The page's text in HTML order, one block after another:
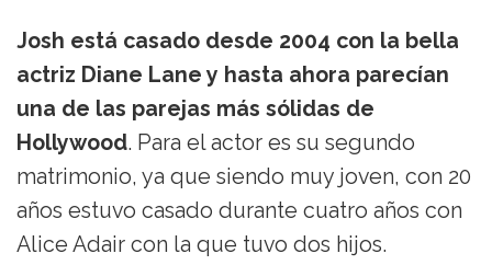
Josh está casado desde 2004 con la bella
actriz Diane Lane y hasta ahora parecían
una de las parejas más sólidas de
Hollywood. Para el actor es su segundo
matrimonio, ya que siendo muy joven, con 20
años estuvo casado durante cuatro años con
Alice Adair con la que tuvo dos hijos.